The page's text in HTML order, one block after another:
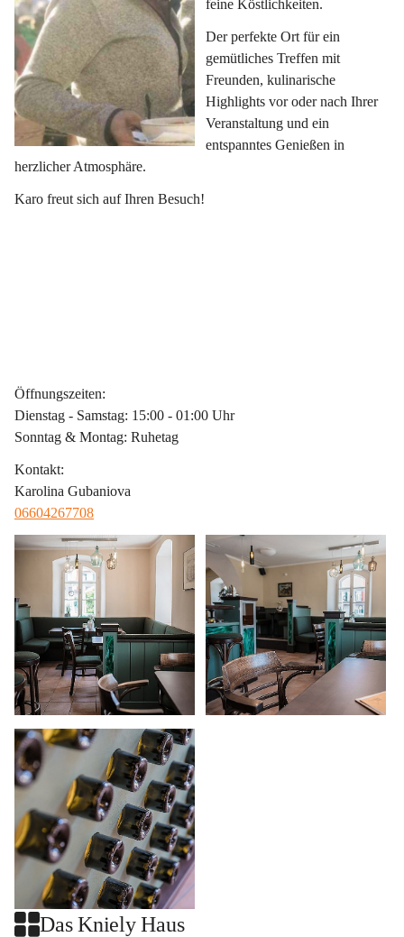
feine Köstlichkeiten.
Der perfekte Ort für ein
gemütliches Treffen mit
Freunden, kulinarische
Highlights vor oder nach Ihrer
Veranstaltung und ein
entspanntes Genießen in
herzlicher Atmosphäre.
Karo freut sich auf Ihren Besuch!
Öffnungszeiten:
Dienstag - Samstag: 15:00 - 01:00 Uhr
Sonntag & Montag: Ruhetag
Kontakt:
Karolina Gubaniova
06604267708
Das Kniely Haus